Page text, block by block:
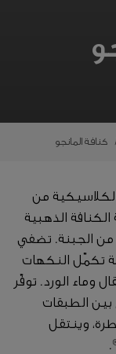
كنافة المانجو
الكلاسيكية من
الذهبية
من الجبنة. تضفي
تكمّل النكهات
وماء الورد. توفّر
الطبقات
وينتقل